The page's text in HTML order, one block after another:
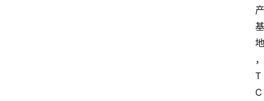
产
基
地
，
T
C